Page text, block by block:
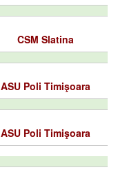
CSM Slatina
ASU Poli Timişoara
ASU Poli Timişoara